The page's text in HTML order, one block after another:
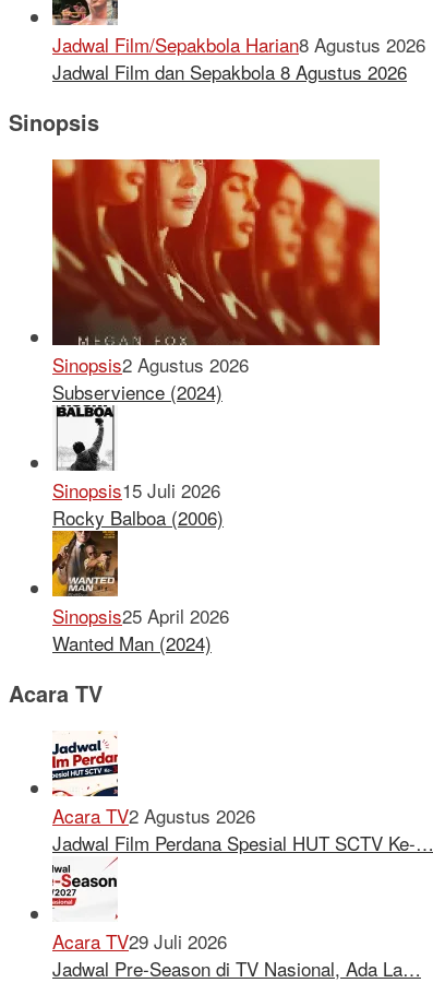
Jadwal Film/Sepakbola Harian8 Agustus 2026
Jadwal Film dan Sepakbola 8 Agustus 2026
Sinopsis
Sinopsis2 Agustus 2026
Subservience (2024)
Sinopsis15 Juli 2026
Rocky Balboa (2006)
Sinopsis25 April 2026
Wanted Man (2024)
Acara TV
Acara TV2 Agustus 2026
Jadwal Film Perdana Spesial HUT SCTV Ke-…
Acara TV29 Juli 2026
Jadwal Pre-Season di TV Nasional, Ada La…